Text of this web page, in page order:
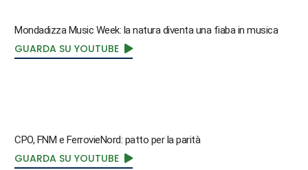
Mondadizza Music Week: la natura diventa una fiaba in musica
GUARDA SU YOUTUBE
CPO, FNM e FerrovieNord: patto per la parità
GUARDA SU YOUTUBE